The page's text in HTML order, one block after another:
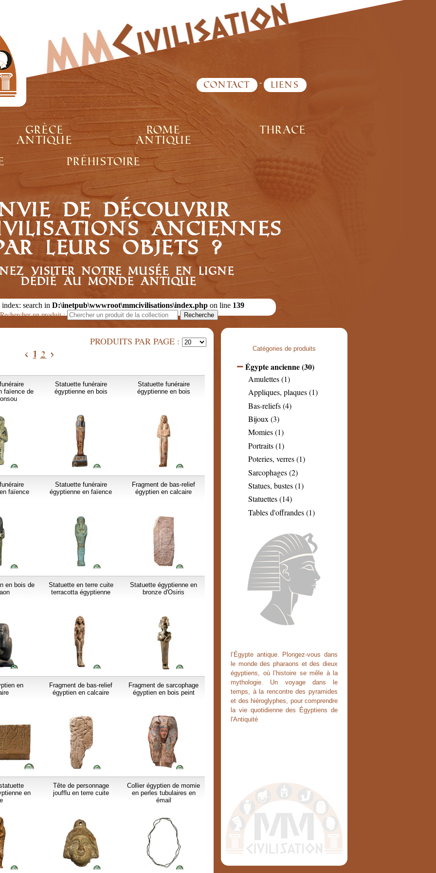
Contact - Liens
Grèce
antique
Rome
antique
Thrace
Préhistoire
de découvrir
anciennes
leurs objets ?
visiter notre musée en ligne
dédié au monde antique
search in D:\inetpub\wwwroot\mmcivilisations\index.phpon line 139
Rechercher un produit :
PRODUITS PAR PAGE :
< 1 2 >
faïence de
Statuette funéraire
égyptienne en bois
Statuette funéraire
égyptienne en bois
faïence
Statuette funéraire
égyptienne en faïence
Fragment de bas-relief
égyptien en calcaire
en bois de
Statuette en terre cuite
terracotta égyptienne
Statuette égyptienne en
bronze d'Osiris
en
Fragment de bas-relief
égyptien en calcaire
Fragment de sarcophage
égyptien en bois peint
en
Tête de personnage
joufflu en terre cuite
Collier égyptien de momie
en perles tubulaires en
émail
Catégories de produits
Égypte ancienne (30)
Amulettes (1)
Appliques, plaques (1)
Bas-reliefs (4)
Bijoux (3)
Momies (1)
Portraits (1)
Poteries, verres (1)
Sarcophages (2)
Statues, bustes (1)
Statuettes (14)
Tables d'offrandes (1)
l’Égypte antique. Plongez-vous dans
le monde des pharaons et des dieux
égyptiens, où l’histoire se mêle à la
mythologie. Un voyage dans le
temps, à la rencontre des pyramides
et des hiéroglyphes, pour comprendre
la vie quotidienne des Égyptiens de
l'Antiquité